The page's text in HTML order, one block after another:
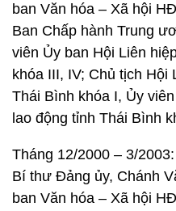
ban Văn hóa – Xã hội
Ban Chấp hành Trung
viên Ủy ban Hội Liên
khóa III, IV; Chủ tịch Hội
Thái Bình khóa I, Ủy
lao động tỉnh Thái Bình
Tháng 12/2000 – 3/
Bí thư Đảng ủy, Chánh
ban Văn hóa – Xã hội